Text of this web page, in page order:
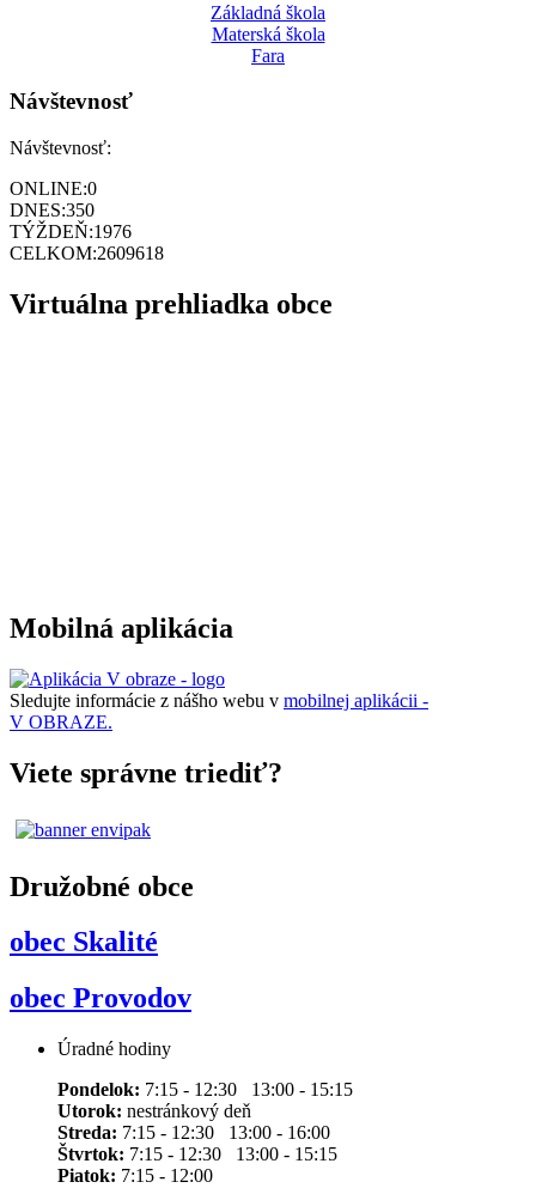
Základná škola
Materská škola
Fara
Návštevnosť
Návštevnosť:
ONLINE:0
DNES:350
TÝŽDEŇ:1976
CELKOM:2609618
Virtuálna prehliadka obce
Mobilná aplikácia
Sledujte informácie z nášho webu v mobilnej aplikácii -
V OBRAZE.
Viete správne triediť?
Družobné obce
obec Skalité
obec Provodov
Úradné hodiny
Pondelok: 7:15 - 12:30 13:00 - 15:15
Utorok: nestránkový deň
Streda: 7:15 - 12:30 13:00 - 16:00
Štvrtok: 7:15 - 12:30 13:00 - 15:15
Piatok: 7:15 - 12:00